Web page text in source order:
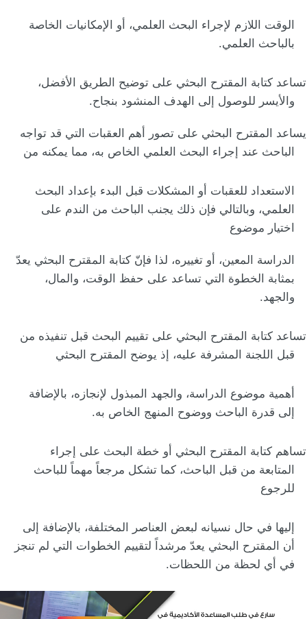
الوقت اللازم لإجراء البحث العلمي، أو الإمكانيات الخاصة
بالباحث العلمي.
تساعد كتابة المقترح البحثي على توضيح الطريق الأفضل،
والأيسر للوصول إلى الهدف المنشود بنجاح.
يساعد المقترح البحثي على تصور أهم العقبات التي قد تواجه
الباحث عند إجراء البحث العلمي الخاص به، مما يمكنه من
الاستعداد للعقبات أو المشكلات قبل البدء بإعداد البحث
العلمي، وبالتالي فإن ذلك يجنب الباحث من الندم على
اختيار موضوع
الدراسة المعين، أو تغييره، لذا فإنّ كتابة المقترح البحثي يعدّ
بمثابة الخطوة التي تساعد على حفظ الوقت، والمال،
والجهد.
تساعد كتابة المقترح البحثي على تقييم البحث قبل تنفيذه من
قبل اللجنة المشرفة عليه، إذ يوضح المقترح البحثي
أهمية موضوع الدراسة، والجهد المبذول لإنجازه، بالإضافة
إلى قدرة الباحث ووضوح المنهج الخاص به.
تساهم كتابة المقترح البحثي أو خطة البحث على إجراء
المتابعة من قبل الباحث، كما تشكل مرجعاً مهماً للباحث
للرجوع
إليها في حال نسيانه لبعض العناصر المختلفة، بالإضافة إلى
أن المقترح البحثي يعدّ مرشداً لتقييم الخطوات التي لم تنجز
في أي لحظة من اللحظات.